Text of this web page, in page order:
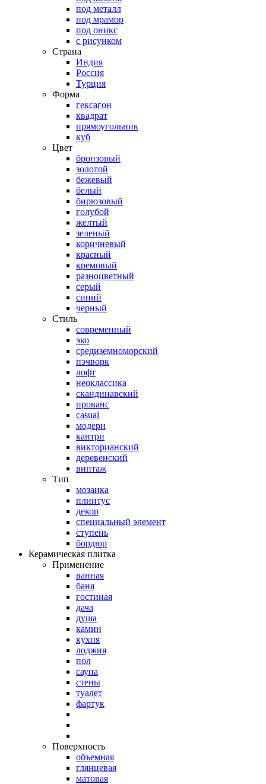
под металл
под мрамор
под оникс
с рисунком
Страна
Индия
Россия
Турция
Форма
гексагон
квадрат
прямоугольник
куб
Цвет
бронзовый
золотой
бежевый
белый
бирюзовый
голубой
желтый
зеленый
коричневый
красный
кремовый
разноцветный
серый
синий
черный
Стиль
современный
эко
средиземноморский
пэчворк
лофт
неоклассика
скандинавский
прованс
casual
модерн
кантри
викторианский
деревенский
винтаж
Тип
мозаика
плинтус
декор
специальный элемент
ступень
бордюр
Керамическая плитка
Применение
ванная
баня
гостиная
дача
душа
камин
кухня
лоджия
пол
сауна
стены
туалет
фартук
Поверхность
объемная
глянцевая
матовая